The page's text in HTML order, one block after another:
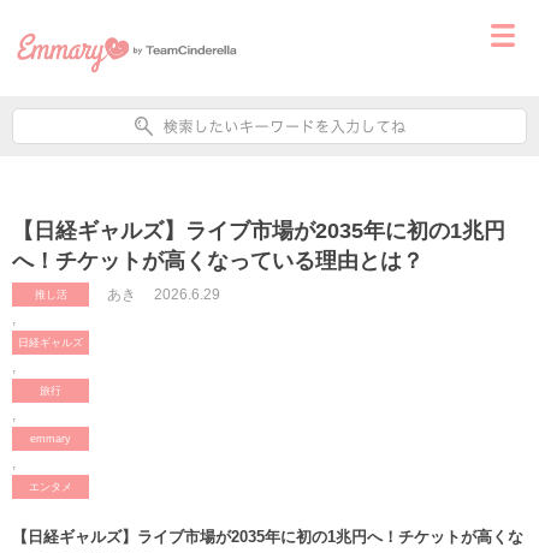
【日経ギャルズ】ライブ市場が2035年に初の1兆円
へ！チケットが高くなっている理由とは？
推し活
,
日経ギャルズ
,
旅行
,
emmary
,
エンタメ
あき 2026.6.29
【日経ギャルズ】ライブ市場が2035年に初の1兆円へ！チケットが高くな